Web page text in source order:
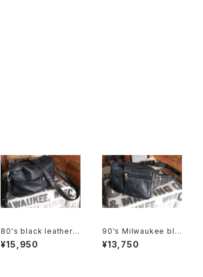
80's black leather b
ox shoulder Bag w/
tassel accent
¥15,950
90's Milwaukee bla
ck all-leather fanny
Pack
¥13,750